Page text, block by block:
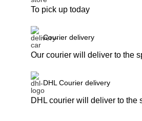
To pick up today
Courier delivery
Our courier will deliver to the
DHL Courier delivery
DHL courier will deliver to the